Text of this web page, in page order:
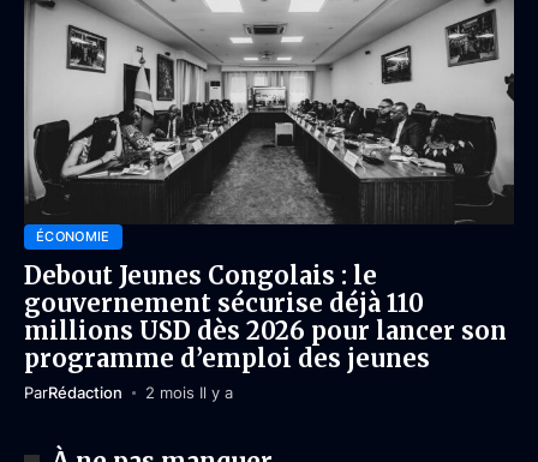
ÉCONOMIE
Debout Jeunes Congolais : le
gouvernement sécurise déjà 110
millions USD dès 2026 pour lancer son
programme d’emploi des jeunes
ParRédaction 2 mois Il y a